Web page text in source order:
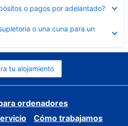
o pagos por adelantado?
o una cuna para un
tu alojamiento
ordenadores
Cómo trabajamos